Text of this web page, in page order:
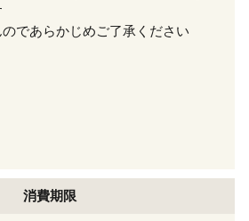
であらかじめご了承ください
消費期限